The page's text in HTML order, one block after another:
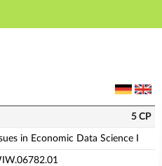
Economic Data Science I
5 CP
in Economic Data Science I